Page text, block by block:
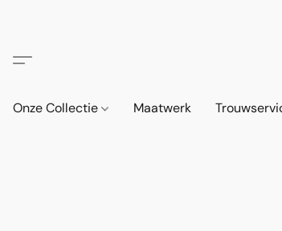
Onze Collectie Maatwerk